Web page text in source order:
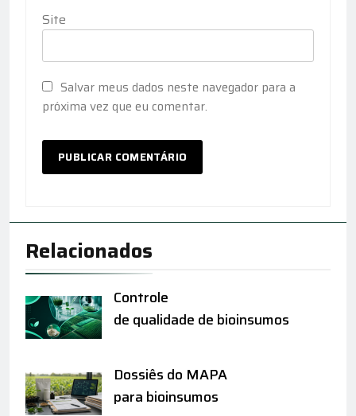
Site
Salvar meus dados neste navegador para a
próxima vez que eu comentar.
Relacionados
Controle
de qualidade de bioinsumos
Dossiês do MAPA
para bioinsumos